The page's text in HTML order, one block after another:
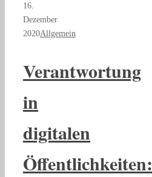
16.
Dezember
2020Allgemein
Verantwortung
in
digitalen
Öffentlichkeiten: